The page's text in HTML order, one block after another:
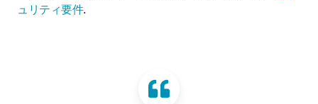
ュリティ要件.